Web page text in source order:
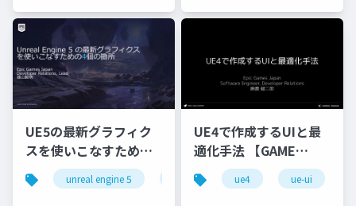
UE5の最新グラフィク
スを使いこなすための4
個の勘所
[CEDEC+KYUSHU
unreal engine 5 cedec cedec+kyushu
UE4で作成するUIと最
適化手法 【GAME
CREATORS
CONFERENCE '20】
ue4 ue-ui